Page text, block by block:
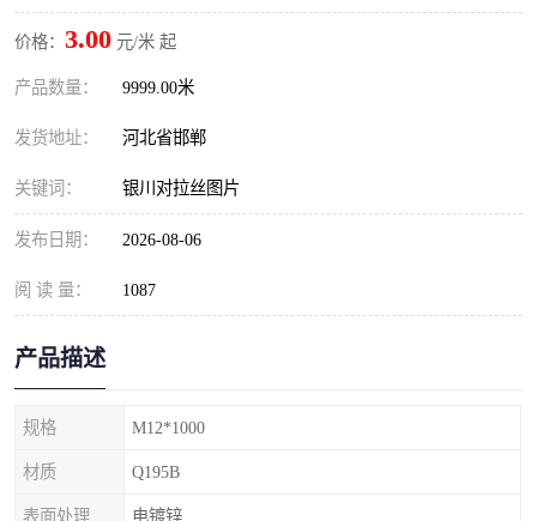
价格： 3.00 元/米 起
产品数量： 9999.00米
发货地址： 河北省邯郸
关键词： 银川对拉丝图片
发布日期： 2026-08-06
阅 读 量： 1087
产品描述
规格 M12*1000
材质 Q195B
表面处理 电镀锌